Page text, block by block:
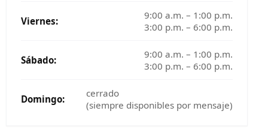
Viernes:
9:00 a.m. – 1:00 p.m.
3:00 p.m. – 6:00 p.m.
Sábado:
9:00 a.m. – 1:00 p.m.
3:00 p.m. – 6:00 p.m.
Domingo:
cerrado
(siempre disponibles por mensaje)